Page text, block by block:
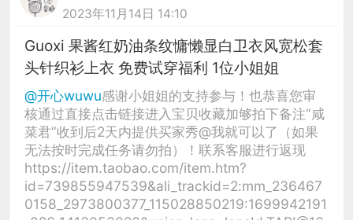
2023年11月14日 14:10
Guoxi 果酱红奶油条纹慵懒显白卫衣风宽松套
头针织衫上衣 免费试穿福利 1位小姐姐
@开心wuwu感谢小姐姐的支持参与！也恭喜您审
核通过直接点击链接进入宝贝收藏加够拍下备注“咸
菜君”收到后2天内提供买家秀@我就可以了（如果
无法按时完成任务请勿拍）！联系客服进行返现
https://item.taobao.com/item.htm?
id=739855947539&ali_trackid=2:mm_236467
0158_2973800377_115028850219:1699942191